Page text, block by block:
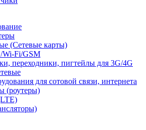
(Сетевые карты)
Wi-Fi/GSM
переходники, пигтейлы для 3G/4G
для сотовой связи, интернета
(роутеры)